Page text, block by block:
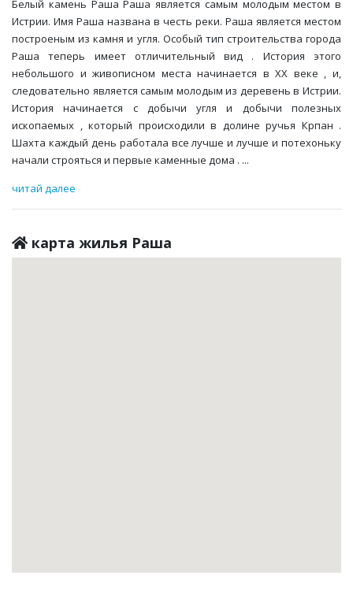
Белый камень Раша Раша является самым молодым местом в
Истрии. Имя Раша названа в честь реки. Раша является местом
построеным из камня и угля. Особый тип строительства города
Раша теперь имеет отличительный вид . История этого
небольшого и живописном места начинается в ХХ веке , и,
следовательно является самым молодым из деревень в Истрии.
История начинается с добычи угля и добычи полезных
ископаемых , который происходили в долине ручья Крпан .
Шахта каждый день работала все лучше и лучше и потехоньку
начали строяться и первые каменные дома . ...
читай далее
карта жилья Раша